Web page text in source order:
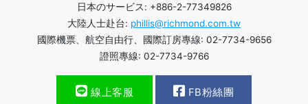
日本のサービス: +886-2-77349826
大陸人士赴台: phillis@richmond.com.tw
國際機票、航空自由行、國際訂房專線: 02-7734-9656
證照專線: 02-7734-9766
線上客服 FB粉絲團